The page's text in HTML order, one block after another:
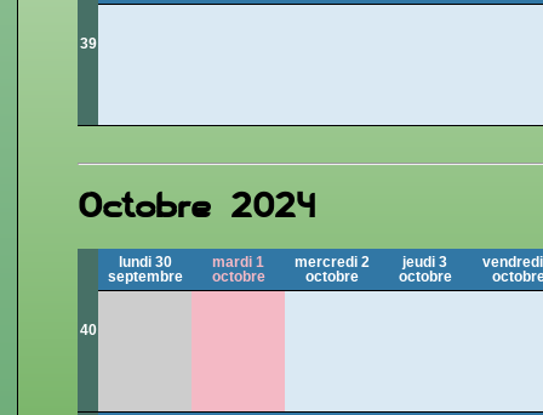
39
Octobre 2024
40
lundi 30
septembre
mardi 1
octobre
mercredi 2
octobre
jeudi 3
octobre